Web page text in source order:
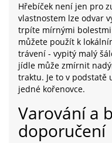
Hřebíček není jen pro
vlastnostem lze odvar
trpíte mírnými
můžete použít k
trávení - vypitý malý
jídle může zmírnit
traktu. Je to v podstatě
jedné kořenovce.
Varování a
doporučení